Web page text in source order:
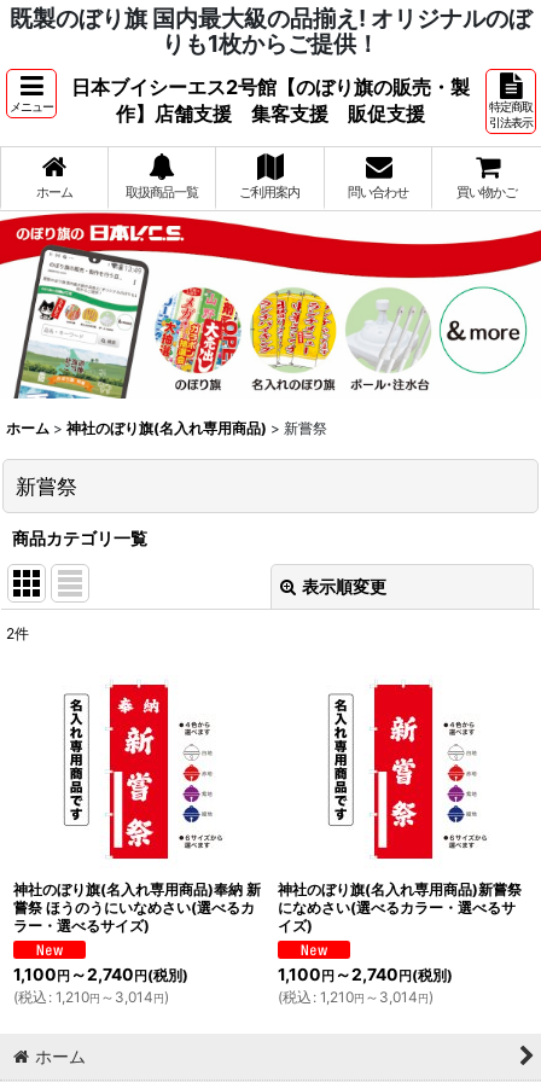
既製のぼり旗 国内最大級の品揃え! オリジナルのぼ
りも1枚からご提供！
メニュー
日本ブイシーエス2号館【のぼり旗の販売・製
作】店舗支援 集客支援 販促支援
特定商取
引法表示
ホーム 取扱商品一覧 ご利用案内 問い合わせ 買い物かご
ホーム > 神社のぼり旗(名入れ専用商品) > 新嘗祭
新嘗祭
商品カテゴリ一覧
表示順変更
並び順:
2件
神社のぼり旗(名入れ専用商品)奉納 新
嘗祭 ほうのうにいなめさい(選べるカ
ラー・選べるサイズ)
1,100 円 ～2,740 円 (税別)
(税込 : 1,210円 ～3,014円)
神社のぼり旗(名入れ専用商品)新嘗祭
になめさい(選べるカラー・選べるサ
イズ)
1,100 円 ～2,740 円 (税別)
(税込 : 1,210円 ～3,014円)
ホーム